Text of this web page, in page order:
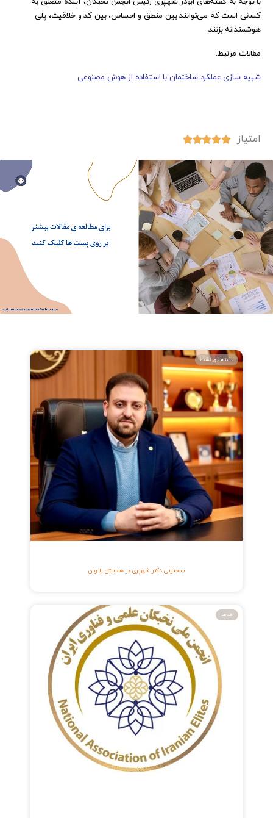
کسانی است که می‌توانند بین منطق و احساس، بین کد و خلاقیت، پلی
هوشمندانه بزنند.
مقالات مرتبط:
شبیه سازی عملکرد ساختمان با استفاده از هوش مصنوعی
امتیاز 




دسته‌بندی نشده
سخنرانی دکتر شهپری در همایش بانوان
خبرها